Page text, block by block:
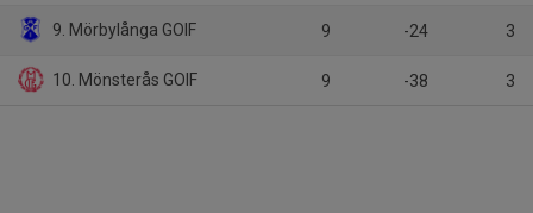
9. Mörbylånga GOIF 9 -24 3
10. Mönsterås GOIF 9 -38 3